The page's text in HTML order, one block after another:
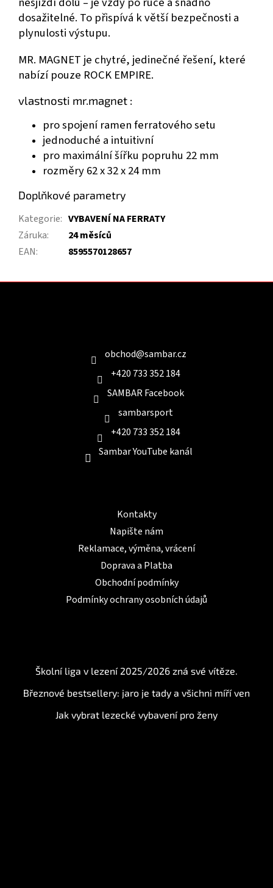
dosažitelné. To přispívá k větší bezpečnosti a
plynulosti výstupu.
MR. MAGNET je chytré, jedinečné řešení, které
nabízí pouze ROCK EMPIRE.
vlastnosti mr.magnet :
pro spojení ramen ferratového setu
jednoduché a intuitivní
pro maximální šířku popruhu 22 mm
rozměry 62 x 32 x 24 mm
Doplňkové parametry
Kategorie: VYBAVENÍ NA FERRATY
Záruka:
24 měsíců
EAN: 8595570128657
obchod@sambar.cz
+420 733 352 184
SAMBAR Facebook
sambarsport
+420 733 352 184
Sambar YouTube kanál
Kontakty
Napište nám
Reklamace, výměna, vrácení
Doprava a Platba
Obchodní podmínky
Podmínky ochrany osobních údajů
Školní liga v lezení 2025/2026 zná své vítěze.
Březnové bestsellery: jaro je tady a všichni míří ven
Jak vybrat lezecké vybavení pro ženy